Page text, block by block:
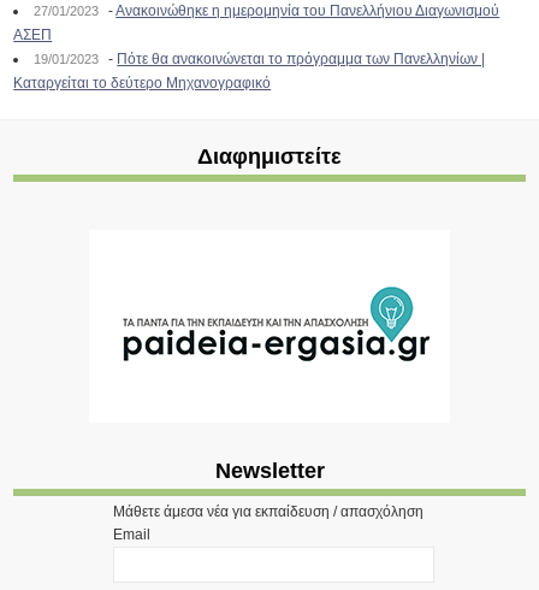
27/01/2023 -Ανακοινώθηκε η ημερομηνία του Πανελλήνιου Διαγωνισμού
ΑΣΕΠ
19/01/2023 - Πότε θα ανακοινώνεται το πρόγραμμα των Πανελληνίων |
Καταργείται το δεύτερο Μηχανογραφικό
Διαφημιστείτε
Newsletter
Μάθετε άμεσα νέα για εκπαίδευση / απασχόληση
Email